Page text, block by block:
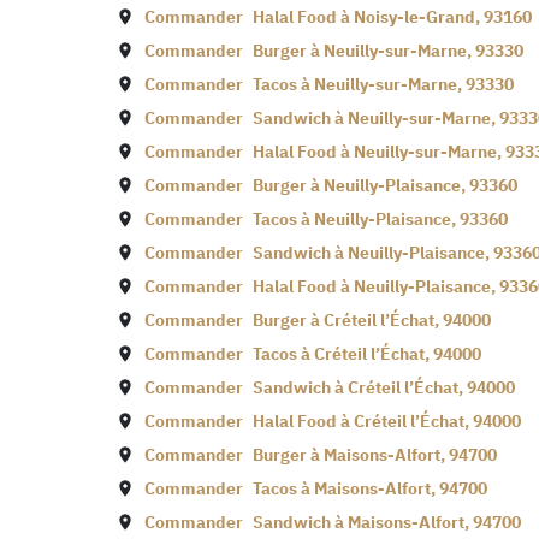
Commander Halal Food à Noisy-le-Grand,93160
Commander Burger à Neuilly-sur-Marne,93330
Commander Tacos à Neuilly-sur-Marne,93330
Commander Sandwich à Neuilly-sur-Marne,
Commander Halal Food à Neuilly-sur-Marne,
Commander Burger à Neuilly-Plaisance,93360
Commander Tacos à Neuilly-Plaisance,93360
Commander Sandwich à Neuilly-Plaisance,
Commander Halal Food à Neuilly-Plaisance,
Commander Burger àCréteil l’Échat,94000
Commander Tacos àCréteil l’Échat,94000
Commander Sandwich àCréteil l’Échat,94000
Commander Halal Food àCréteil l’Échat,94000
Commander Burger à Maisons-Alfort,94700
Commander Tacos à Maisons-Alfort,94700
Commander Sandwich à Maisons-Alfort,94700